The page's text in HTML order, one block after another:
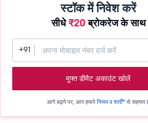
स्टॉक में निवेश करें
सीधे₹20ब्रोकरेज के साथ
+91
मुफ्त डीमैट अकाउंट खोलें
आगे बढ़ने पर, आप हमारेनियम व शर्तों* से सहमत